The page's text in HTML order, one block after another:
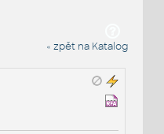
« zpět na Katalog